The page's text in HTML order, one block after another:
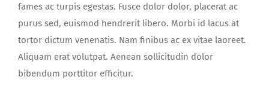
fames ac turpis egestas. Fusce dolor dolor, placerat ac
purus sed, euismod hendrerit libero. Morbi id lacus at
tortor dictum venenatis. Nam finibus ac ex vitae laoreet.
Aliquam erat volutpat. Aenean sollicitudin dolor
bibendum porttitor efficitur.